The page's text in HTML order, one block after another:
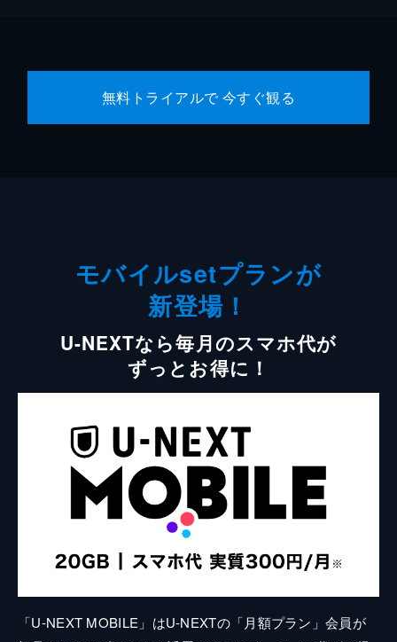
無料トライアルで 今すぐ観る
モバイルsetプランが
新登場！
U-NEXTなら毎月のスマホ代が
ずっとお得に！
「U-NEXT MOBILE」はU-NEXTの「月額プラン」会員が